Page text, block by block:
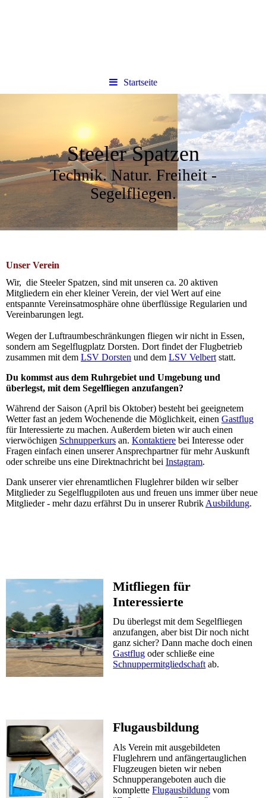
Startseite
Steeler Spatzen
Technik. Natur. Freiheit -
Segelfliegen.
Unser Verein
Wir, die Steeler Spatzen, sind mit unseren ca. 20 aktiven
Mitgliedern ein eher kleiner Verein, der viel Wert auf eine
entspannte Vereinsatmosphäre ohne überflüssige Regularien und
Vereinbarungen legt.
Wegen der Luftraumbeschränkungen fliegen wir nicht in Essen,
sondern am Segelflugplatz Dorsten. Dort findet der Flugbetrieb
zusammen mit dem LSV Dorsten und dem LSV Velbert statt.
Du kommst aus dem Ruhrgebiet und Umgebung und
überlegst, mit dem Segelfliegen anzufangen?
Während der Saison (April bis Oktober) besteht bei geeignetem
Wetter fast an jedem Wochenende die Möglichkeit, einen Gastflug
für Interessierte zu machen. Außerdem bieten wir auch einen
vierwöchigen Schnupperkurs an. Kontaktiere bei Interesse oder
Fragen einfach einen unserer Ansprechpartner für mehr Auskunft
oder schreibe uns eine Direktnachricht bei Instagram.
Dank unserer vier ehrenamtlichen Fluglehrer bilden wir selber
Mitglieder zu Segelflugpiloten aus und freuen uns immer über neue
Mitglieder - mehr dazu erfährst Du in unserer Rubrik Ausbildung.
Mitfliegen für
Interessierte
Du überlegst mit dem Segelfliegen
anzufangen, aber bist Dir noch nicht
ganz sicher? Dann mache doch einen
Gastflug oder schließe eine
Schnuppermitgliedschaft ab.
Flugausbildung
Als Verein mit ausgebildeten
Fluglehrern und anfängertauglichen
Flugzeugen bieten wir neben
Schnupperangeboten auch die
kompletteFlugausbildung vom